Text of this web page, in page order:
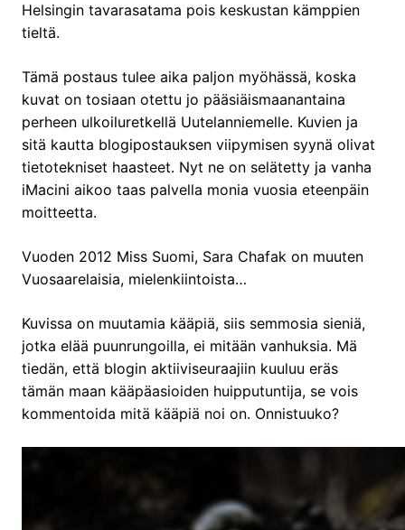
Helsingin tavarasatama pois keskustan kämppien
tieltä.
Tämä postaus tulee aika paljon myöhässä, koska
kuvat on tosiaan otettu jo pääsiäismaanantaina
perheen ulkoiluretkellä Uutelanniemelle. Kuvien ja
sitä kautta blogipostauksen viipymisen syynä olivat
tietotekniset haasteet. Nyt ne on selätetty ja vanha
iMacini aikoo taas palvella monia vuosia eteenpäin
moitteetta.
Vuoden 2012 Miss Suomi, Sara Chafak on muuten
Vuosaarelaisia, mielenkiintoista…
Kuvissa on muutamia kääpiä, siis semmosia sieniä,
jotka elää puunrungoilla, ei mitään vanhuksia. Mä
tiedän, että blogin aktiiviseuraajiin kuuluu eräs
tämän maan kääpäasioiden huipputuntija, se vois
kommentoida mitä kääpiä noi on. Onnistuuko?